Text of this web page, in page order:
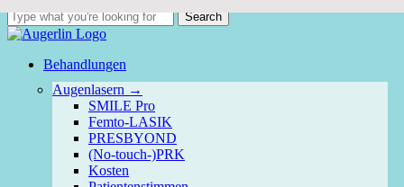
Skip
to
content
Search
Close
Menu
Behandlungen
Augenlasern →
SMILE Pro
Femto-LASIK
PRESBYOND
(No-touch-)PRK
Kosten